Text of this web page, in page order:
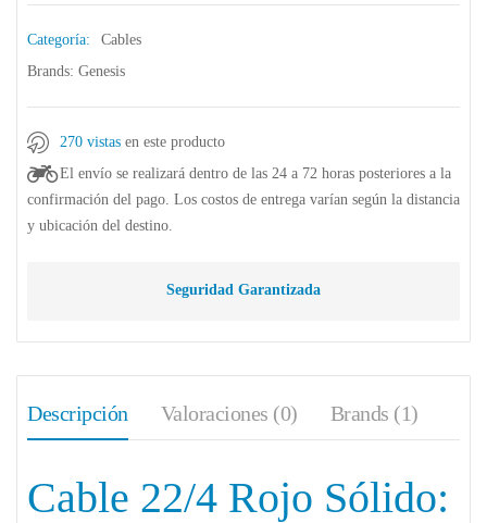
Categoría:
Cables
Brands: Genesis
270 vistas en este producto
El envío se realizará dentro de las 24 a 72 horas posteriores a la
confirmación del pago. Los costos de entrega varían según la distancia
y ubicación del destino.
Seguridad Garantizada
Descripción Valoraciones (0) Brands (1)
Cable 22/4 Rojo Sólido: